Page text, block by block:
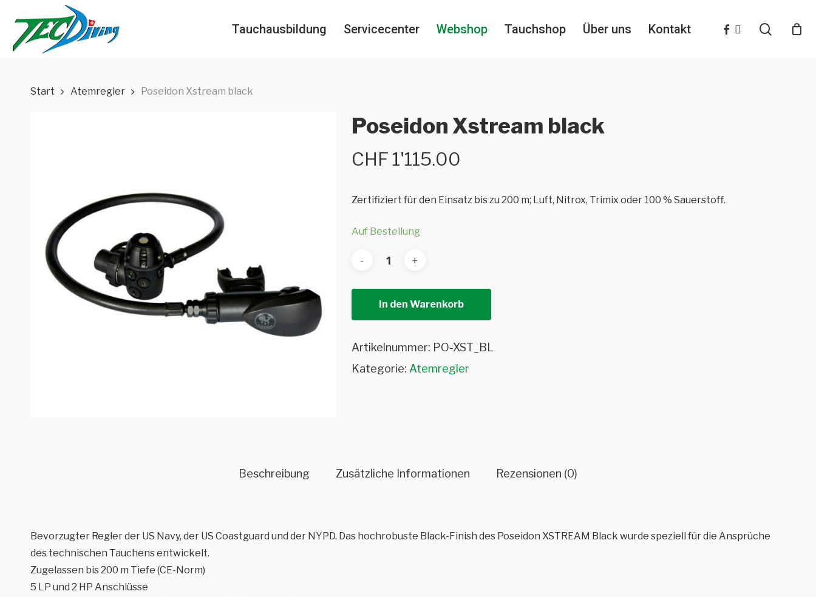
main
Tauchausbildung Servicecenter Webshop Tauchshop Über uns Kontakt facebook
instagramsearch
Start Atemregler Poseidon Xstream black
Poseidon Xstream black
CHF 1'115.00
Zertifiziert für den Einsatz bis zu 200 m; Luft, Nitrox, Trimix oder 100 % Sauerstoff.
Auf Bestellung
In den Warenkorb
Artikelnummer: PO-XST_BL
Kategorie: Atemregler
Beschreibung Zusätzliche Informationen Rezensionen (0)
Bevorzugter Regler der US Navy, der US Coastguard und der NYPD. Das hochrobuste Black-Finish des Poseidon XSTREAM Black wurde speziell für die Ansprüche
des technischen Tauchens entwickelt.
Zugelassen bis 200 m Tiefe (CE-Norm)
5 LP und 2 HP Anschlüsse